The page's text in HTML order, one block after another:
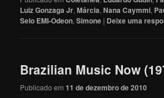
Luiz Gonzaga Jr,Márcia,Nana Caymmi,
Selo EMI-Odeon,Simone | Deixe uma
Brazilian Music Now
Publicado em11 de dezembro de 2010